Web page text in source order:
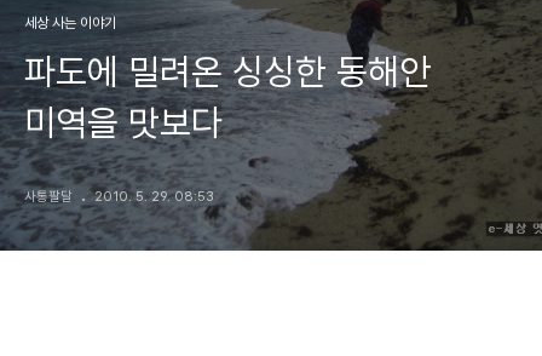
세상 사는 이야기
파도에 밀려온 싱싱한 동해안
미역을 맛보다
사통팔달 2010. 5. 29. 08:53